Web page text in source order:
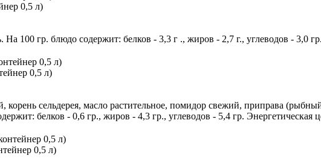
0,5 л)
100 гр. блюдо содержит: белков - 3,3 г ., жиров - 2,7 г., углеводов - 3,0
0,5 л)
сельдерея, масло растительное, помидор свежий, приправа
белков - 0,6 гр., жиров - 4,3 гр., углеводов - 5,4 гр. Энергетическая
0,5 л)